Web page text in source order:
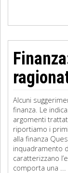
Alcuni
finanza. Le
argomenti
riportiamo i
alla finanza
inquadramento
caratterizzano
comporta una ...